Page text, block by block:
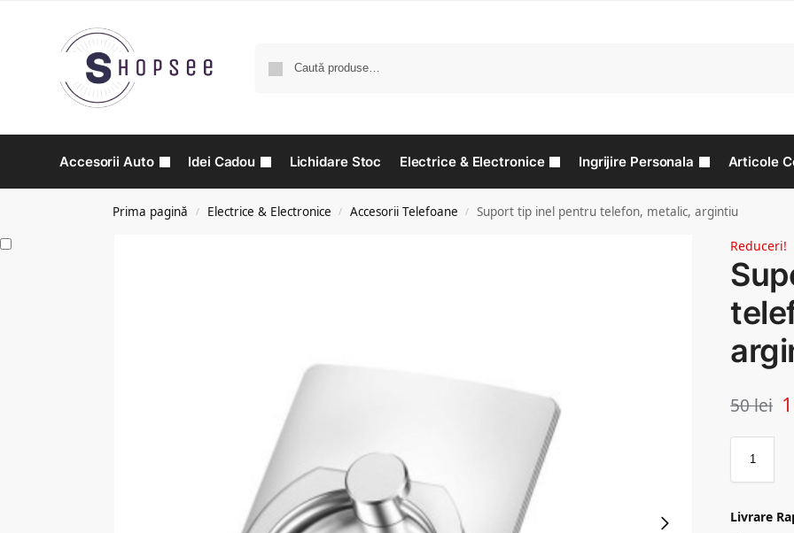
Accesorii Auto Idei Cadou Lichidare Stoc Electrice & Electronice Ingrijire Personala Articole
Prima pagină / Electrice & Electronice / Accesorii Telefoane / Suport tip inel pentru telefon, metalic, argintiu
Reduceri!
50lei
Livrare